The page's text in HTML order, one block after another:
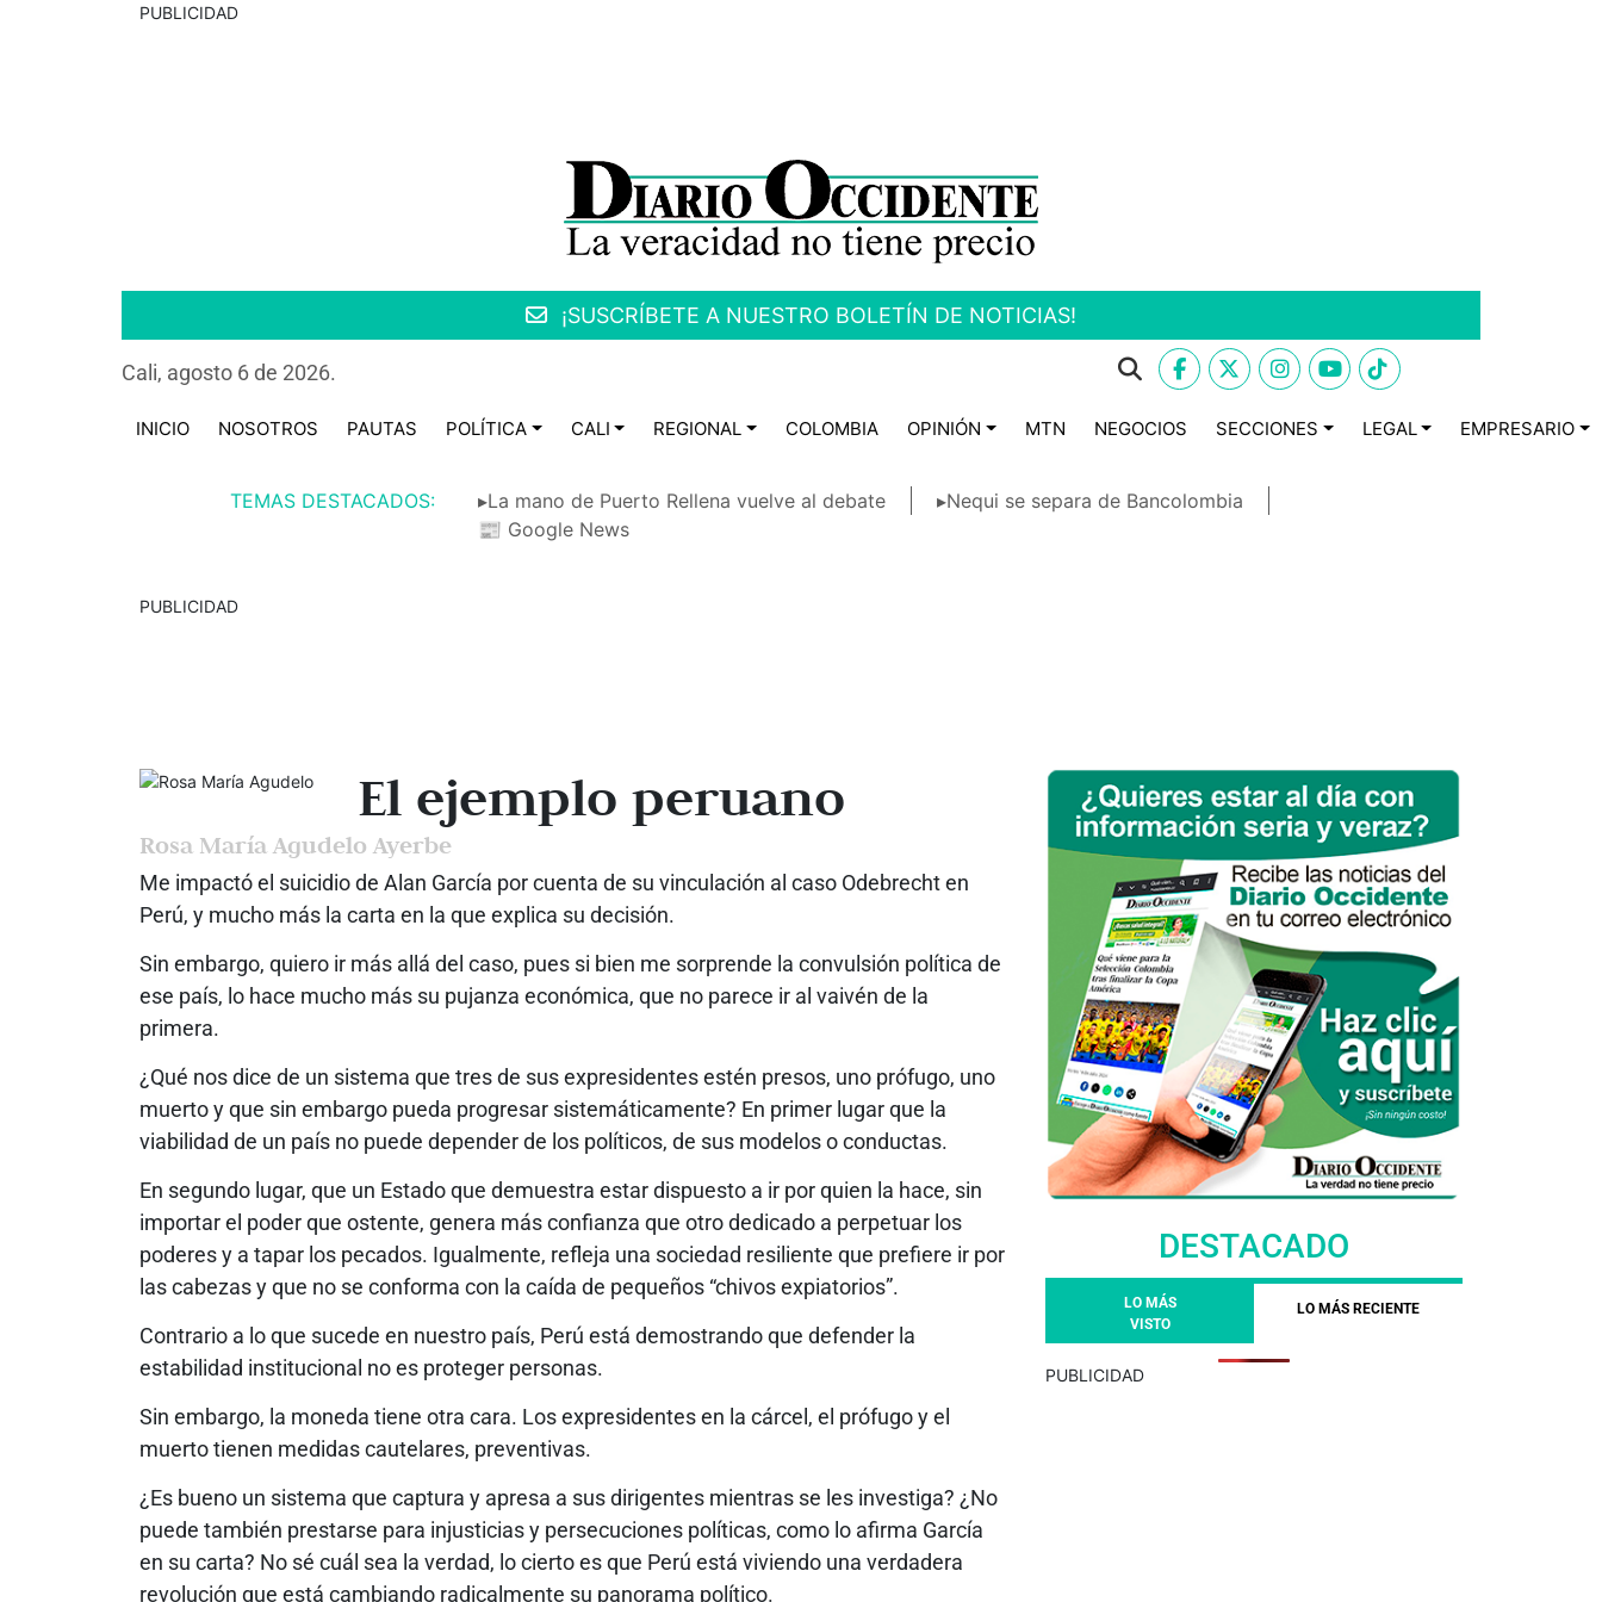
PUBLICIDAD
¡SUSCRÍBETE A NUESTRO BOLETÍN DE NOTICIAS!
Cali, agosto 6 de 2026.
INICIO NOSOTROS PAUTAS POLÍTICA CALI REGIONAL COLOMBIA OPINIÓN MTN NEGOCIOS SECCIONES LEGAL EMPRESARIO
TEMAS DESTACADOS: ▸La mano de Puerto Rellena vuelve al debate
▸Nequi se separa de Bancolombia
📰 Google News
PUBLICIDAD
El ejemplo peruano
Rosa María Agudelo Ayerbe
Me impactó el suicidio de Alan García por cuenta de su vinculación al caso Odebrecht en
Perú, y mucho más la carta en la que explica su decisión.
Sin embargo, quiero ir más allá del caso, pues si bien me sorprende la convulsión política de
ese país, lo hace mucho más su pujanza económica, que no parece ir al vaivén de la
primera.
¿Qué nos dice de un sistema que tres de sus expresidentes estén presos, uno prófugo, uno
muerto y que sin embargo pueda progresar sistemáticamente? En primer lugar que la
viabilidad de un país no puede depender de los políticos, de sus modelos o conductas.
En segundo lugar, que un Estado que demuestra estar dispuesto a ir por quien la hace, sin
importar el poder que ostente, genera más confianza que otro dedicado a perpetuar los
poderes y a tapar los pecados. Igualmente, refleja una sociedad resiliente que prefiere ir por
las cabezas y que no se conforma con la caída de pequeños “chivos expiatorios”.
Contrario a lo que sucede en nuestro país, Perú está demostrando que defender la
estabilidad institucional no es proteger personas.
Sin embargo, la moneda tiene otra cara. Los expresidentes en la cárcel, el prófugo y el
muerto tienen medidas cautelares, preventivas.
¿Es bueno un sistema que captura y apresa a sus dirigentes mientras se les investiga? ¿No
puede también prestarse para injusticias y persecuciones políticas, como lo afirma García
en su carta? No sé cuál sea la verdad, lo cierto es que Perú está viviendo una verdadera
revolución que está cambiando radicalmente su panorama político.
DESTACADO
LO MÁS
VISTO
LO MÁS RECIENTE
PUBLICIDAD